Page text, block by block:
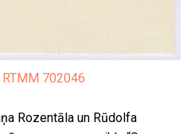
702046
Rozentāla un Rūdolfa